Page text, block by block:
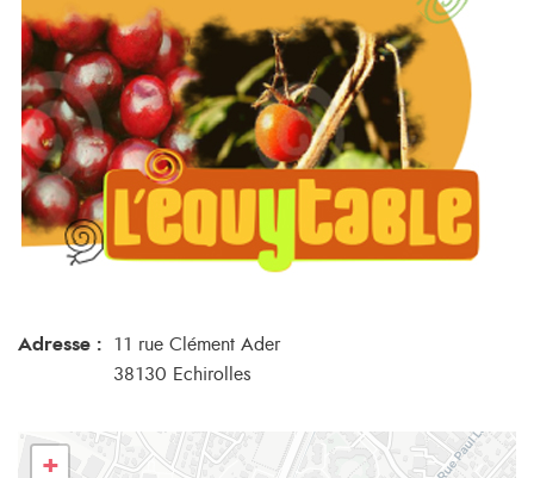
Adresse :
11 rue Clément Ader
38130 Echirolles
+